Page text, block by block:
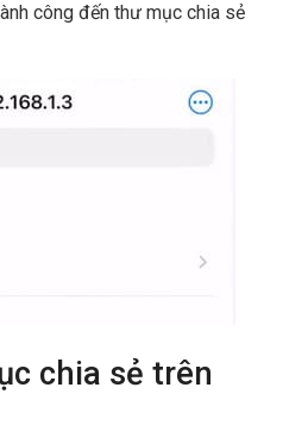
công đến thư mục chia sẻ
chia sẻ trên